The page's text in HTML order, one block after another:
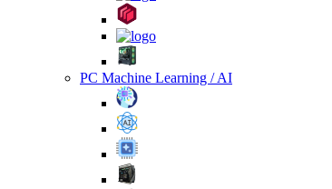
PC Machine Learning / AI